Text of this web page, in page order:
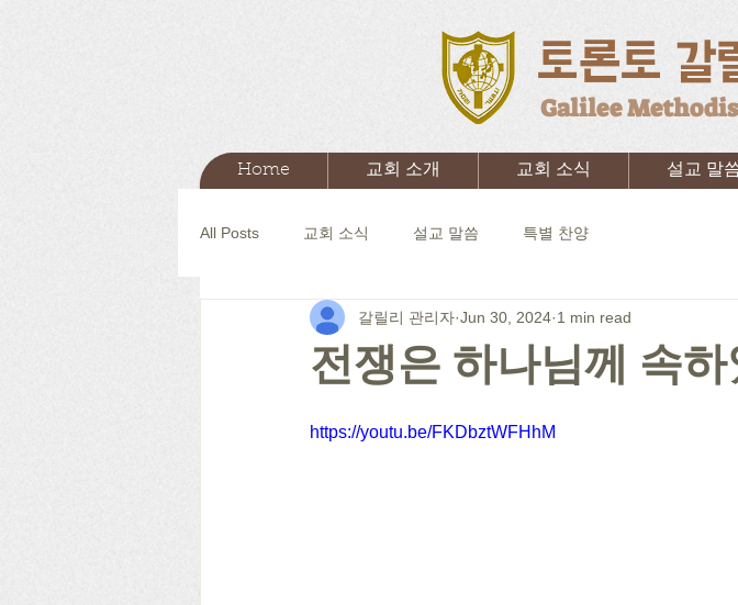
토론토 갈
Galilee
Home 교회 소개 교회 소식 설교 말
All Posts 교회 소식 설교 말씀 특별 찬양
전쟁은 하나님께 속
갈릴리 관리자 Jun 30, 2024 1 min read
https://youtu.be/FKDbztWFHhM